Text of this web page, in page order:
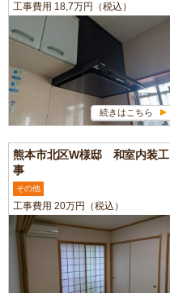
工事費用 18,7万円（税込）
続きはこちら
熊本市北区W様邸 和室内装工
事
その他
工事費用 20万円（税込）